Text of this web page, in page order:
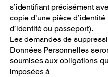
s’identifiant précisément
copie d’une pièce d’identité
d’identité ou passeport).
Les demandes de
Données Personnelles
soumises aux obligations
imposées à